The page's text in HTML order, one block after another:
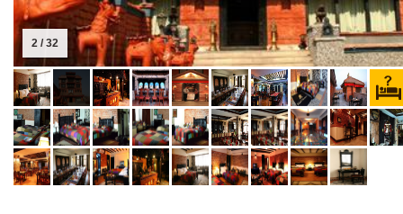
2 / 32